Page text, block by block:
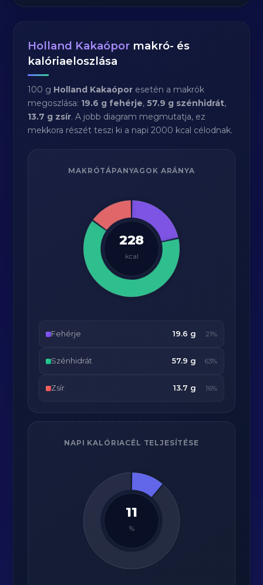
Holland Kakaópor makró- és
kalóriaeloszlása
100 g Holland Kakaópor esetén a makrók
megoszlása: 19.6 g fehérje,57.9 g szénhidrát,
13.7 g zsír. A jobb diagram megmutatja, ez
mekkora részét teszi ki a napi 2000 kcal célodnak.
MAKRÓTÁPANYAGOK ARÁNYA
228
kcal
Fehérje 19.6 g 21%
Szénhidrát 57.9 g 63%
Zsír 13.7 g 16%
NAPI KALÓRIACÉL TELJESÍTÉSE
11
%